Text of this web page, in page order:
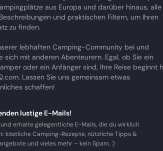
aus Europa und darüber hinaus,
und praktischen Filtern, um Ihren
zu finden.
lebhaften Camping-Community bei und
sich mit anderen Abenteurern. Egal, ob Sie ein
oder ein Anfänger sind, Ihre Reise beginnt
Lassen Sie uns gemeinsam etwas
schaffen!
lustige E-Mails!
erhalte gelegentliche E-Mails, die du wirklich
köstliche Camping-Rezepte, nützliche Tipps &
und vieles mehr – kein Spam. :)